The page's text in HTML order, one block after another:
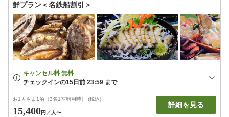
鮮プラン＜名鉄船割引＞
お1人さま1泊（3名1室利用時） (税込)
15,400円 ／人〜
詳細を見る